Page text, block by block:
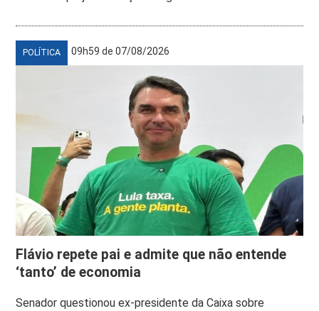
POLÍTICA 09h59 de 07/08/2026
Flávio repete pai e admite que não entende
‘tanto’ de economia
Senador questionou ex-presidente da Caixa sobre